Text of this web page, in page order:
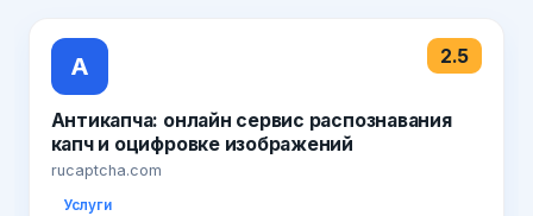
А 2.5
Антикапча: онлайн сервис распознавания
капч и оцифровке изображений
rucaptcha.com
Услуги